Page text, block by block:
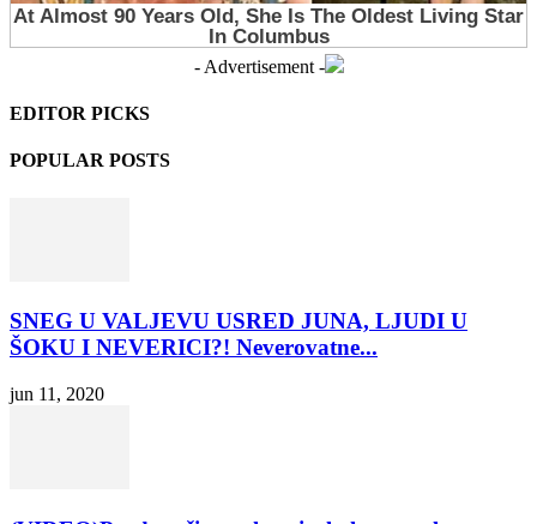
- Advertisement -
EDITOR PICKS
POPULAR POSTS
SNEG U VALJEVU USRED JUNA, LJUDI U
ŠOKU I NEVERICI?! Neverovatne...
jun 11, 2020